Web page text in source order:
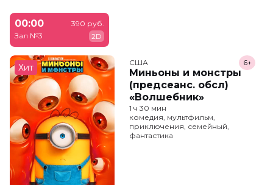
00:00
Зал №3
390 руб.
2D
Хит США
Миньоны и монстры
(предсеанс. обсл)
«Волшебник»
6+
1 ч 30 мин
комедия, мультфильм,
приключения, семейный,
фантастика